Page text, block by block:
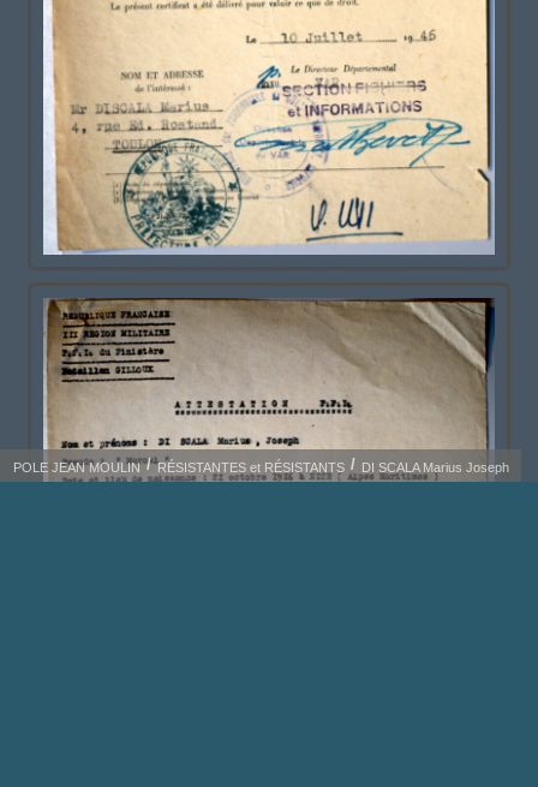
POLE JEAN MOULIN RÉSISTANTES et RÉSISTANTS DI SCALA Marius Joseph